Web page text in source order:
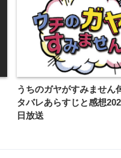
うちのガヤがすみません
タバレあらすじと感想
日放送